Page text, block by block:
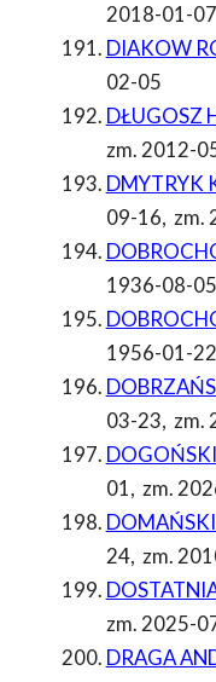
2018-01-07
DIAKOW
02-05
DŁUGOSZ
zm. 2012-
DMYTRYK
09-16, zm.
1936-08-05
1956-01-22
03-23, zm.
01, zm.
24, zm.
zm. 2025-
DRAGA